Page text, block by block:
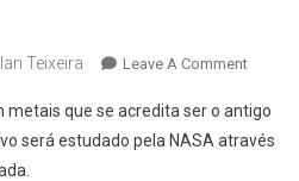
Teixeira Leave A CommentOn
Sonda
metais que se acredita ser o antigo
será estudado pela NASA através